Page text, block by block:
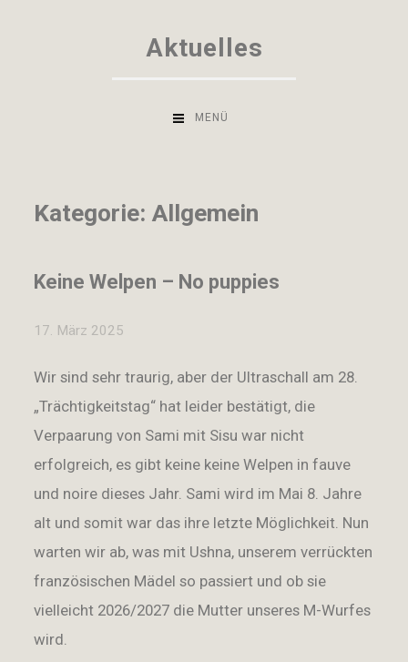
Aktuelles
MENÜ
Kategorie:Allgemein
Keine Welpen – No puppies
17. März 2025
Wir sind sehr traurig, aber der Ultraschall am 28.
„Trächtigkeitstag“ hat leider bestätigt, die
Verpaarung von Sami mit Sisu war nicht
erfolgreich, es gibt keine keine Welpen in fauve
und noire dieses Jahr. Sami wird im Mai 8. Jahre
alt und somit war das ihre letzte Möglichkeit. Nun
warten wir ab, was mit Ushna, unserem verrückten
französischen Mädel so passiert und ob sie
vielleicht 2026/2027 die Mutter unseres M-Wurfes
wird.